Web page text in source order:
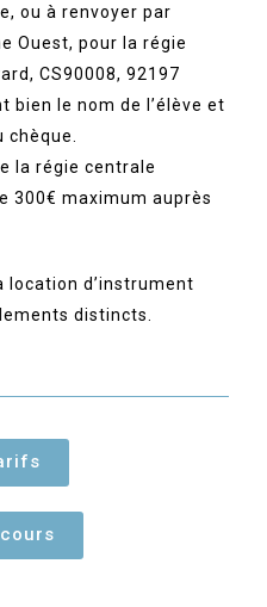
ou à renvoyer par
Ouest, pour la régie
CS90008, 92197
bien le nom de l’élève et
la régie centrale
300€ maximum auprès
location d’instrument
distincts.